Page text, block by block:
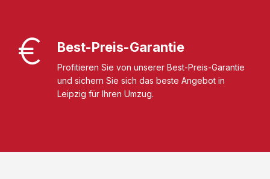
Best-Preis-Garantie
Profitieren Sie von unserer Best-Preis-Garantie
und sichern Sie sich das beste Angebot in
Leipzig für Ihren Umzug.